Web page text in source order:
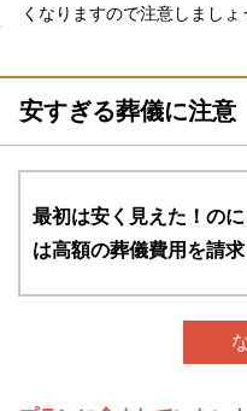
くなりますので注意しましょ
安すぎる葬儀に注意
最初は安く見えた！のに
は高額の葬儀費用を請